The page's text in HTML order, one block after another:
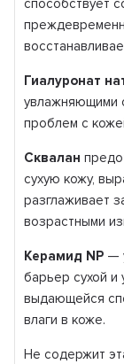
способствует
Гиалуронат
увлажняющими
проблем с
Сквалан
сухую кожу,
разглаживает
возрастными
Керамид NP —
барьер сухой
выдающейся
влаги в коже.
Не содержит